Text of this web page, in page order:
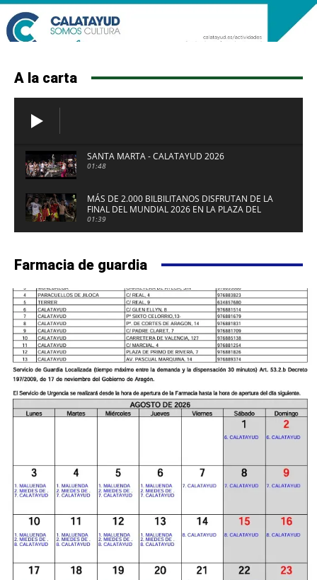
A la carta
SANTA MARTA - CALATAYUD 2026
01:48
MÁS DE 2.000 BILBILITANOS DISFRUTAN DE LA
FINAL DEL MUNDIAL 2026 EN LA PLAZA DEL
FUERTE DE CALATAYUD
01:39
Farmacia de guardia